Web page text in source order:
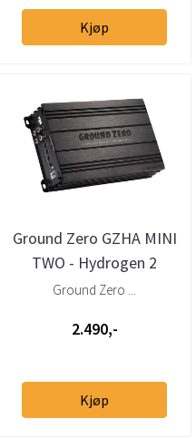
Kjøp
Ground Zero GZHA MINI
TWO - Hydrogen 2
kanaler klasse D
Ground Zero ...
2.490,-
Kjøp